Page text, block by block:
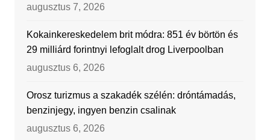
augusztus 7, 2026
Kokainkereskedelem brit módra: 851 év börtön és
29 milliárd forintnyi lefoglalt drog Liverpoolban
augusztus 6, 2026
Orosz turizmus a szakadék szélén: dróntámadás,
benzinjegy, ingyen benzin csalinak
augusztus 6, 2026